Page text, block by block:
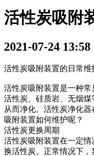
活性炭吸附
2021-07-24 13:58
活性炭吸附装置的日常维
活性炭吸附装置是一种
活性炭、硅质岩、无烟煤
从而净化。活性炭净化
吸附装置如何维护呢？
活性炭更换周期
活性炭吸附装置在一定
换活性炭。正常情况下